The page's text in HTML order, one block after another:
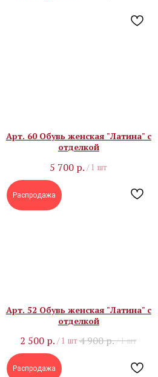
Арт. 60 Обувь женская "Латина" с
отделкой
5 700 р. / 1 шт
Распродажа
Арт. 52 Обувь женская "Латина" с
отделкой
2 500 р. / 1 шт4 900р./1 шт
Распродажа